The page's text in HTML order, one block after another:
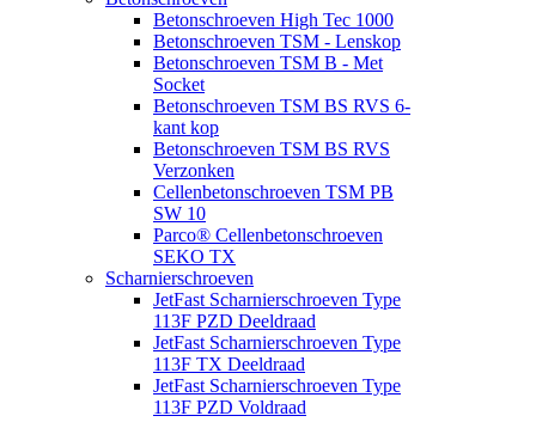
Betonschroeven High Tec 1000
Betonschroeven TSM - Lenskop
Betonschroeven TSM B - Met
Socket
Betonschroeven TSM BS RVS 6-
kant kop
Betonschroeven TSM BS RVS
Verzonken
Cellenbetonschroeven TSM PB
SW 10
Parco® Cellenbetonschroeven
SEKO TX
Scharnierschroeven
JetFast Scharnierschroeven Type
113F PZD Deeldraad
JetFast Scharnierschroeven Type
113F TX Deeldraad
JetFast Scharnierschroeven Type
113F PZD Voldraad